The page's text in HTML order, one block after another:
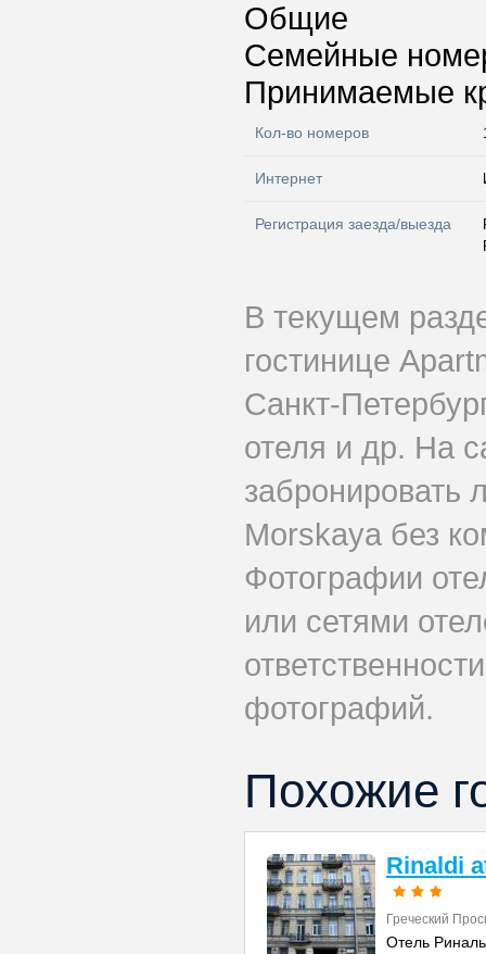
Общие
Семейные
Принимаемые
Кол-во номеров
Интернет
Регистрация заезда/выезда
В текущем
гостинице
Санкт-
отеля и др. На
забронировать
Morskaya без
Фотографии
или сетями
фотографий.
Похожие
Rinaldi
Греческий
Отель